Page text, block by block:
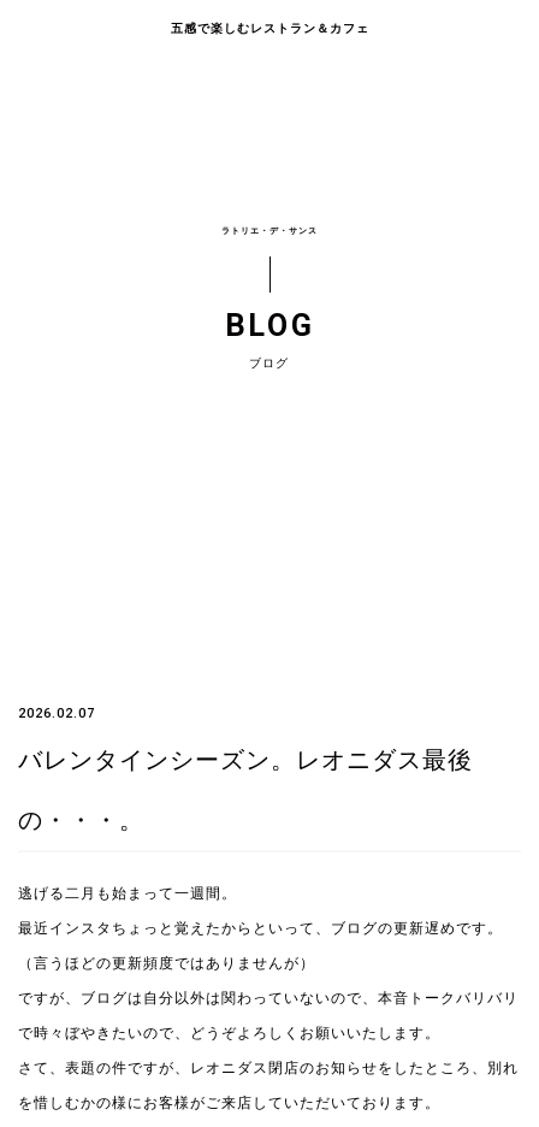
五感で楽しむレストラン＆カフェ
ラトリエ・デ・サンス
BLOG
ブログ
2026.02.07
バレンタインシーズン。レオニダス最後
の・・・。
逃げる二月も始まって一週間。
最近インスタちょっと覚えたからといって、ブログの更新遅めです。
（言うほどの更新頻度ではありませんが）
ですが、ブログは自分以外は関わっていないので、本音トークバリバリ
で時々ぼやきたいので、どうぞよろしくお願いいたします。
さて、表題の件ですが、レオニダス閉店のお知らせをしたところ、別れ
を惜しむかの様にお客様がご来店していただいております。